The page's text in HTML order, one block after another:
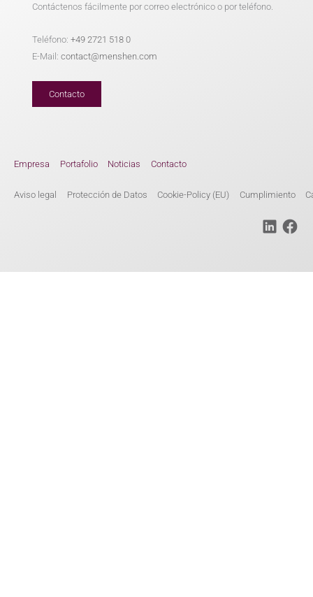
Contáctenos fácilmente por correo electrónico o por teléfono.
Teléfono:+49 2721 518 0
E-Mail:contact@menshen.com
Contacto
Empresa Portafolio Noticias Contacto
Aviso legal Protección de Datos Cookie-Policy (EU) Cumplimiento